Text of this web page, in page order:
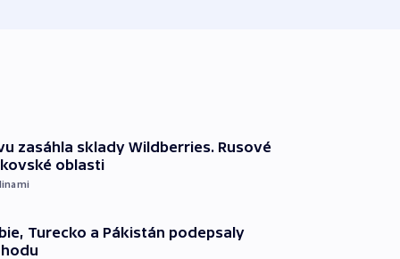
zasáhla sklady Wildberries. Rusové
oblasti
Turecko a Pákistán podepsaly